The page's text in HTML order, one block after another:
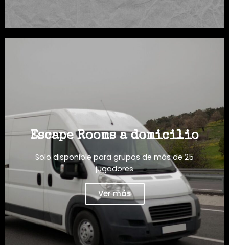
Escape Rooms a domicilio
Solo disponible para grupos de más de 25
jugadores
Ver más